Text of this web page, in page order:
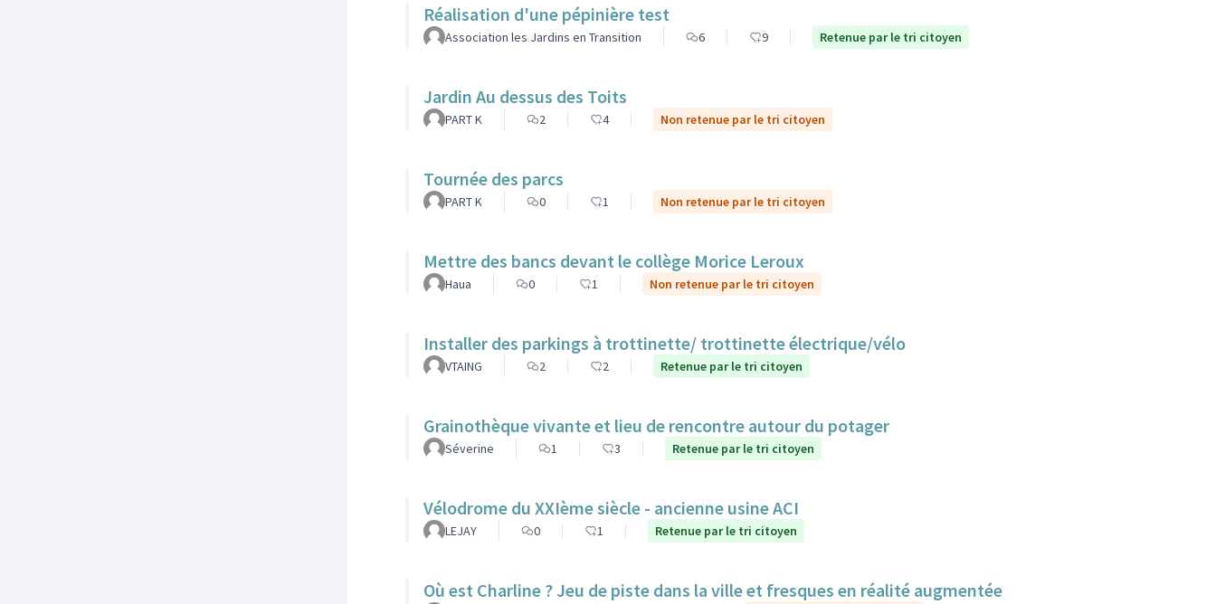
Réalisation d'une pépinière test
Association les Jardins en Transition 6 9 Retenue par le tri citoyen
Jardin Au dessus des Toits
PART K 2 4 Non retenue par le tri citoyen
Tournée des parcs
PART K 0 1 Non retenue par le tri citoyen
Mettre des bancs devant le collège Morice Leroux
Haua 0 1 Non retenue par le tri citoyen
Installer des parkings à trottinette/ trottinette électrique/vélo
VTAING 2 2 Retenue par le tri citoyen
Grainothèque vivante et lieu de rencontre autour du potager
Séverine 1 3 Retenue par le tri citoyen
Vélodrome du XXIème siècle - ancienne usine ACI
LEJAY 0 1 Retenue par le tri citoyen
Où est Charline ? Jeu de piste dans la ville et fresques en réalité augmentée